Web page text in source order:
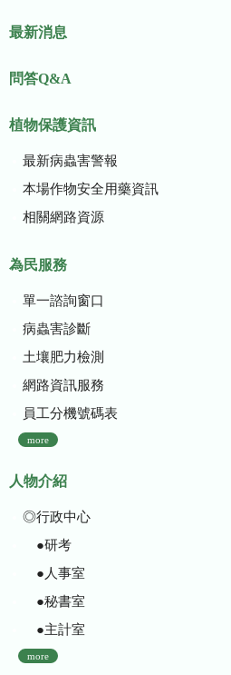
最新消息
問答Q&A
植物保護資訊
最新病蟲害警報
本場作物安全用藥資訊
相關網路資源
為民服務
單一諮詢窗口
病蟲害診斷
土壤肥力檢測
網路資訊服務
員工分機號碼表
more
人物介紹
◎行政中心
●研考
●人事室
●秘書室
●主計室
more